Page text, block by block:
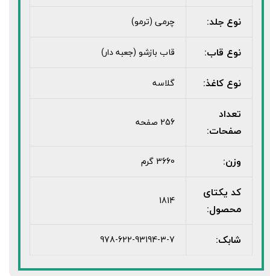
نوع جلد: چرمی (ترمو)
نوع قاب: قاب بازشو (جعبه دار)
نوع کاغذ: گلاسه
تعداد
صفحات:
256 صفحه
وزن: 3660 گرم
کد یکتای
محصول:
1814
شابک: 978-622-93194-3-7